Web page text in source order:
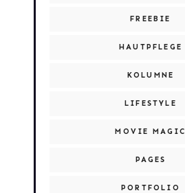
FREEBIE
HAUTPFLEGE
KOLUMNE
LIFESTYLE
MOVIE MAGIC
PAGES
PORTFOLIO